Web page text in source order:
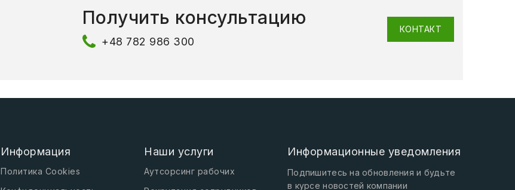
Получить консультацию
+48 782 986 300
КОНТАКТ
Информация
Политика Cookies
Наши услуги
Аутсорсинг рабочих
Информационные уведомления
Подпишитесь на обновления и будьте
в курсе новостей компании